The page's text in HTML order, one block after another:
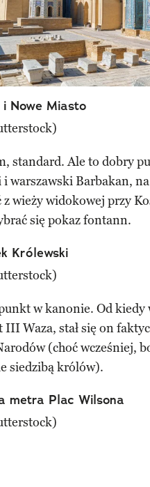
Nowe Miasto
standard. Ale to dobry
warszawski Barbakan,
z wieży widokowej przy
się pokaz fontann.
Królewski
w kanonie. Od kiedy
III Waza, stał się on
(choć wcześniej,
siedzibą królów).
metra Plac Wilsona